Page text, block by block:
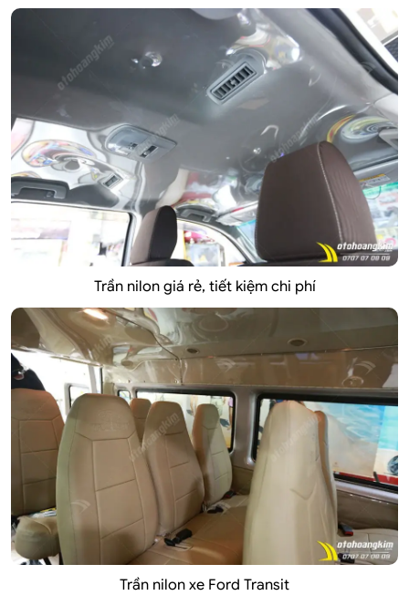
Trần nilon giá rẻ, tiết kiệm chi phí
Trần nilon xe Ford Transit